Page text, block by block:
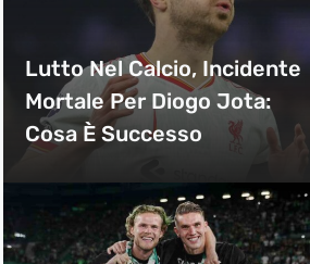
Lutto Nel Calcio, Incidente
Mortale Per Diogo Jota:
Cosa È Successo